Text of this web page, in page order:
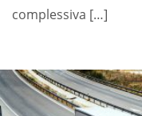
complessiva […]